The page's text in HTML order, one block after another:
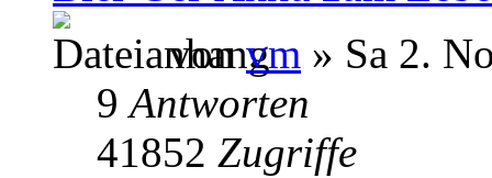
vonvm » Sa 2.
9Antworten
41852 Zugriffe